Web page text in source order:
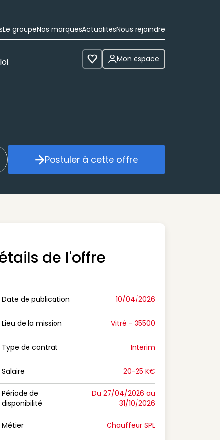
Le groupeNos marquesActualitésNous rejoindre
Voir les favoris
Mon espace
mon alerte Postuler à cette offre
Postuler à cette offre
de l'offre
Date de publication
Date de publication 10/04/2026
Lieu de la mission
Lieu de la mission Vitré - 35500
Type de contrat
Type de contrat Interim
Salaire
Salaire 20-25 K€
Période de disponibilité
Période de
disponibilité
Du 27/04/2026 au
31/10/2026
Métier Chauffeur SPL